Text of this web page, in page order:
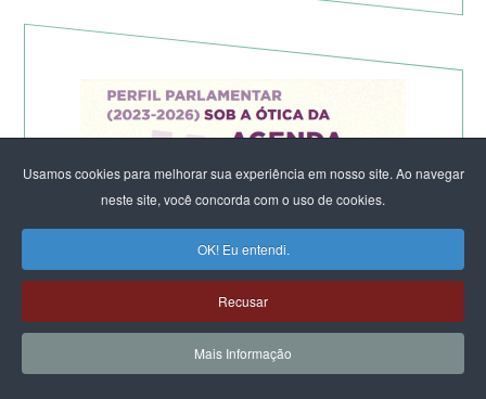
Usamos cookies para melhorar sua experiência em nosso site. Ao navegar
neste site, você concorda com o uso de cookies.
OK! Eu entendi.
Recusar
Mais Informação